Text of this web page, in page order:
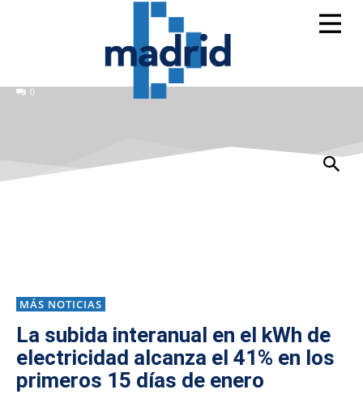
0
MÁS NOTICIAS
La subida interanual en el kWh de
electricidad alcanza el 41% en los
primeros 15 días de enero